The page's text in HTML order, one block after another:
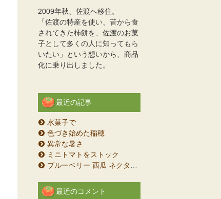
2009年秋、佐渡へ移住。
「佐渡の特産を使い、昔から食
されてきた柿餅を、佐渡のお菓
子として多くの人に知ってもら
いたい」という想いから、商品
化に乗り出しました。
最近の記事
水菓子で
色づき始めた稲穂
異常な暑さ
ミニトマトをストック
ブルーベリー 西瓜 ネクタリン
最近のコメント